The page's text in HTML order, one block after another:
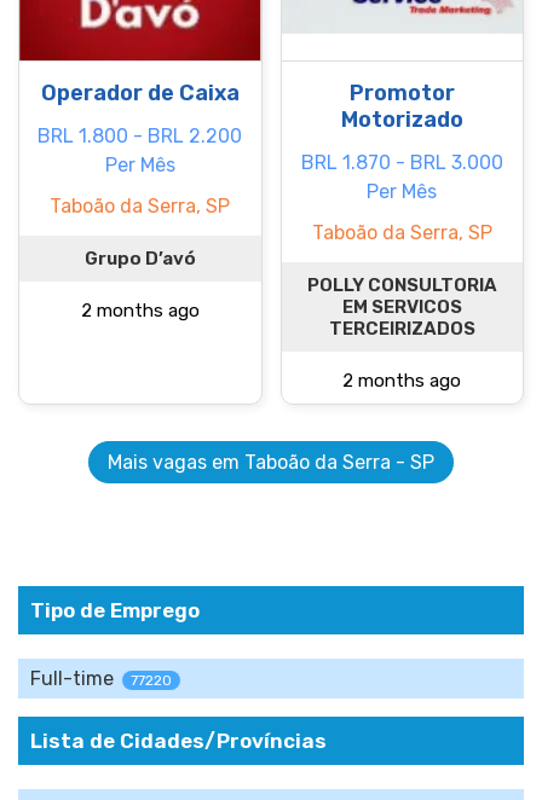
Operador de Caixa
BRL 1.800 - BRL 2.200
Per Mês
Taboão da Serra, SP
Grupo D’avó
2 months ago
Promotor
Motorizado
BRL 1.870 - BRL 3.000
Per Mês
Taboão da Serra, SP
POLLY CONSULTORIA
EM SERVICOS
TERCEIRIZADOS
2 months ago
Mais vagas em Taboão da Serra - SP
Tipo de Emprego
Full-time 77220
Lista de Cidades/Províncias